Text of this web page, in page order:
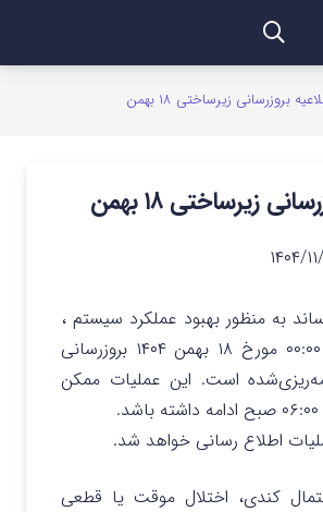
بروزرسانی زیرساختی ۱۸ بهمن
زیرساختی ۱۸ بهمن
۱۱/۱۸
به منظور بهبود عملکرد سیستم ،
امشب ساعت ۰۰:۰۰ مورخ ۱۸ بهمن ۱۴۰۴ بروزرسانی
است. این عملیات ممکن
اطلاع رسانی خواهد شد.
کندی، اختلال موقت یا قطعی